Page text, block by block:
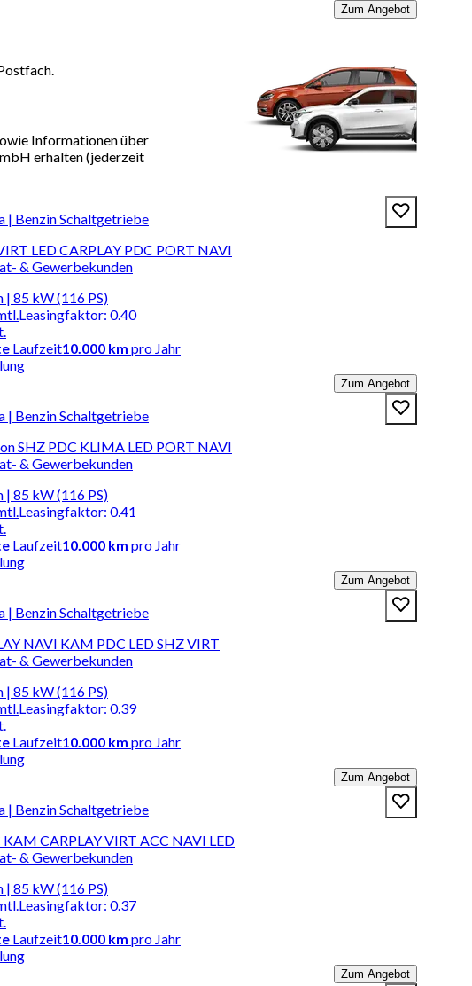
Zum Angebot
Informationen über
erhalten (jederzeit
| Benzin Schaltgetriebe
LED CARPLAY PDC PORT NAVI
& Gewerbekunden
| 85 kW (116 PS)
Leasingfaktor: 0.40
Laufzeit10.000 km pro Jahr
Zum Angebot
| Benzin Schaltgetriebe
SHZ PDC KLIMA LED PORT NAVI
& Gewerbekunden
| 85 kW (116 PS)
Leasingfaktor: 0.41
Laufzeit10.000 km pro Jahr
Zum Angebot
| Benzin Schaltgetriebe
NAVI KAM PDC LED SHZ VIRT
& Gewerbekunden
| 85 kW (116 PS)
Leasingfaktor: 0.39
Laufzeit10.000 km pro Jahr
Zum Angebot
| Benzin Schaltgetriebe
KAM CARPLAY VIRT ACC NAVI LED
& Gewerbekunden
| 85 kW (116 PS)
Leasingfaktor: 0.37
Laufzeit10.000 km pro Jahr
Zum Angebot